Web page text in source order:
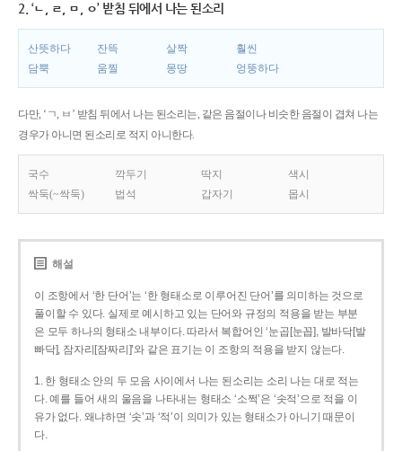
2. ‘ㄴ, ㄹ, ㅁ, ㅇ’ 받침 뒤에서 나는 된소리
산뜻하다 잔뜩 살짝
훨씬
담뿍
움찔 몽땅 엉뚱하다
다만, ‘ㄱ, ㅂ’ 받침 뒤에서 나는 된소리는, 같은 음절이나 비슷한 음절이 겹쳐 나는
경우가 아니면 된소리로 적지 아니한다.
국수 깍두기 딱지
색시
싹둑(~싹둑)
법석 갑자기 몹시
해설
이 조항에서 ‘한 단어’는 ‘한 형태소로 이루어진 단어’를 의미하는 것으로
풀이할 수 있다. 실제로 예시하고 있는 단어와 규정의 적용을 받는 부분
은 모두 하나의 형태소 내부이다. 따라서 복합어인 ‘눈곱[눈꼽], 발바닥[발
빠닥], 잠자리[잠짜리]’와 같은 표기는 이 조항의 적용을 받지 않는다.
1. 한 형태소 안의 두 모음 사이에서 나는 된소리는 소리 나는 대로 적는
다. 예를 들어 새의 울음을 나타내는 형태소 ‘소쩍’은 ‘솟적’으로 적을 이
유가 없다. 왜냐하면 ‘솟’과 ‘적’이 의미가 있는 형태소가 아니기 때문이
다.